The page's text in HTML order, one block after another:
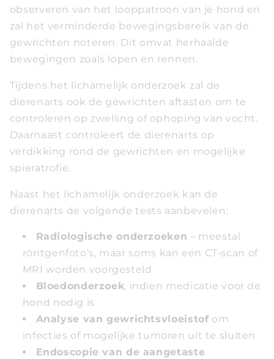
observeren van het looppatroon van je hond en
zal het verminderde bewegingsbereik van de
gewrichten noteren. Dit omvat herhaalde
bewegingen zoals lopen en rennen.
Tijdens het lichamelijk onderzoek zal de
dierenarts ook de gewrichten aftasten om te
controleren op zwelling of ophoping van vocht.
Daarnaast controleert de dierenarts op
verdikking rond de gewrichten en mogelijke
spieratrofie.
Naast het lichamelijk onderzoek kan de
dierenarts de volgende tests aanbevelen:
Radiologische onderzoeken – meestal
röntgenfoto’s, maar soms kan een CT-scan of
MRI worden voorgesteld
Bloedonderzoek, indien medicatie voor de
hond nodig is
Analyse van gewrichtsvloeistof om
infecties of mogelijke tumoren uit te sluiten
Endoscopie van de aangetaste